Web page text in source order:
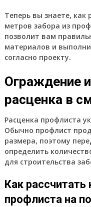
Теперь вы знаете, как
метров забора из
позволит вам
материалов и
согласно проекту.
Ограждение
расценка в
Расценка профлиста
Обычно профлист
размера, поэтому
определить
для строительства
Как рассчитать
профлиста на